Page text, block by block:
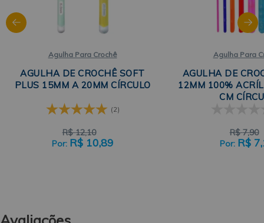
Agulha Para Crochê
AGULHA DE CROCHÊ SOFT
PLUS 15MM A 20MM CÍRCULO
(2)
R$ 12,10
R$ 10,89
Agulha Para
AGULHA DE
12MM 100%
CM
R$ 7,90
R$